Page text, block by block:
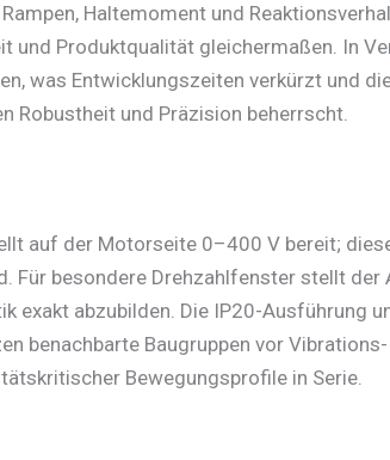
Haltemoment und
Produktqualität gleichermaßen. In
was Entwicklungszeiten verkürzt und
Robustheit und Präzision beherrscht.
auf der Motorseite 0–400 V bereit;
besondere Drehzahlfenster stellt
exakt abzubilden. Die IP20-Ausführung
benachbarte Baugruppen vor
Bewegungsprofile in Serie.